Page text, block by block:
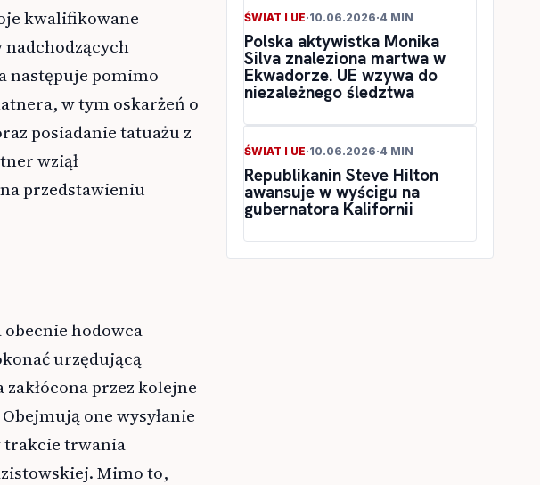
kwalifikowane
następuje pomimo
w tym oskarżeń o
posiadanie tatuażu z
wziął
przedstawieniu
hodowca
urzędującą
zakłócona przez kolejne
one wysyłanie
trakcie trwania
Mimo to,
ŚWIAT I UE·10.06.2026·4 MIN
Polska aktywistka Monika
Silva znaleziona martwa w
Ekwadorze. UE wzywa do
niezależnego śledztwa
ŚWIAT I UE·10.06.2026·4 MIN
Republikanin Steve Hilton
awansuje w wyścigu na
gubernatora Kalifornii